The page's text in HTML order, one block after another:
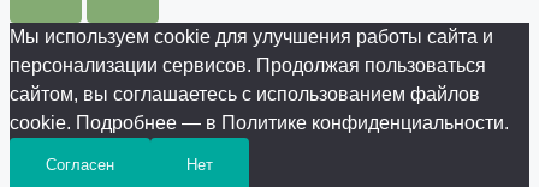
Мы используем cookie для улучшения работы сайта и
персонализации сервисов. Продолжая пользоваться
сайтом, вы соглашаетесь с использованием файлов
cookie. Подробнее — в Политике конфиденциальности.
Согласен Нет